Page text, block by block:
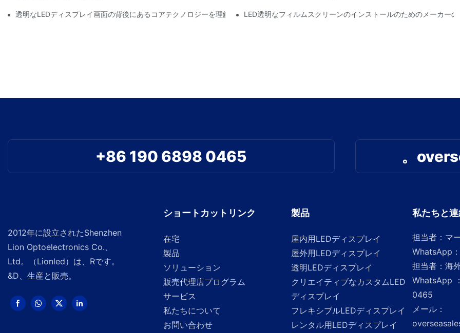
透明なLEDディスプレイ画面の背後にあるコアテクノロジーを理解しますLED透明なフィルムスクリーンのインストールのためのメーカー
+86 190 6898 0465 。
2012年に設立されたShenzhen
Lion Optoelectronics Co.、
Ltd。（Lionled）は、Rです。
&D、生産と販売。
ショートカットリンク
在宅
製品
ソリューション
販売代理店プログラム
サービス
私たちについて
お問い合わせ
製品
屋内用LEDディスプレイ
屋外用LEDディスプレイ
透明LEDディスプレイ
クリエイティブなカスタムLED
ディスプレイ
フレキシブルLEDディスプレイ
レンタル用LEDディスプレイ
私たちと
担当者：マ
WhatsApp
担当者：海
WhatsApp
0465
メール ：